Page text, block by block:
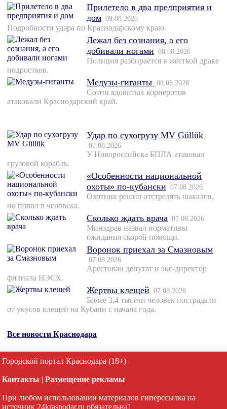
Прилетело в два предприятия и
дом 09.08.2026
Подробности удара по Краснодарскому краю.
Лежал без сознания, а его
добивали ногами 08.08.2026
Полиция разбирается в жёсткой драке
подростков.
Медузы-гиганты 08.08.2026
Сотни ядовитых корнеротов
атаковали Краснодарский край.
Удар по сухогрузу MV Güllük
07.08.2026
У Новороссийска БПЛА атаковал
грузовой корабль.
«Особенности национальной
охоты» по-кубански 07.08.2026
Охотник решил отстрелять шакалов,
но попал в человека.
Сколько ждать врача 07.08.2026
Минздрав назвал нормативы
ожидания скорой помощи.
Воронок приехал за Смазновым
07.08.2026
Арестован депутат и экс-директор
филиала НЭСК.
Жертвы клещей 07.08.2026
Более 3,4 тысячи человек пострадали
от укусов клещей на Кубани с начала года.
Все новости Краснодара
Городской портал Краснодара (18+)
Контакты | Размещение рекламы
При любом использовании материалов гиперссылка на
источник 24krasnodar.ru обязательна!